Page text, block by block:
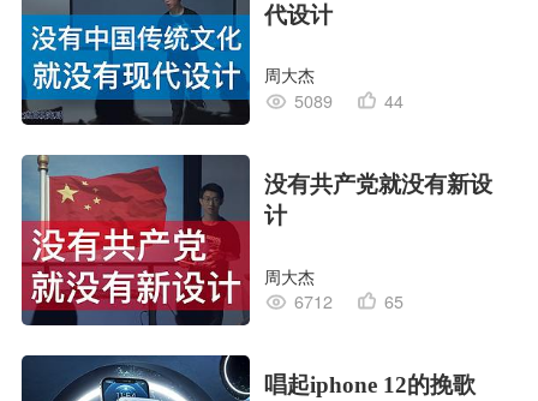
代设计
周大杰
5089
44
没有共产党就没有新设
计
周大杰
6712
65
唱起iphone 12的挽歌